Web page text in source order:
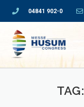
04841 902-0
TAG: